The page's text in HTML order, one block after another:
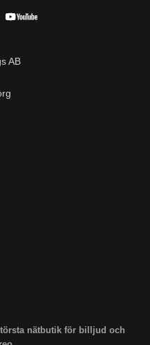
AB
nätbutik för billjud och